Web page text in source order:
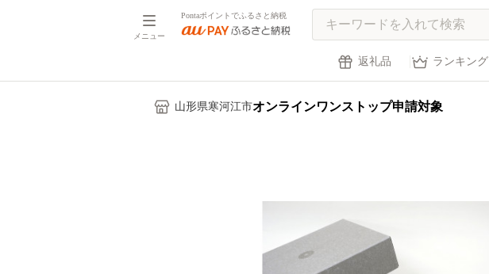
メニュー
Pontaポイントでふるさと納税
返礼品 ランキング
山形県寒河江市オンラインワンストップ申請対象